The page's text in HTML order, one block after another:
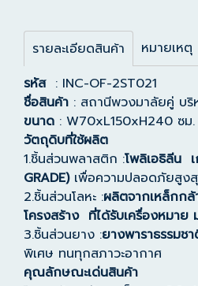
รายละเอียดสินค้า หมายเหตุ
รหัส: INC-OF-2ST021
ชื่อสินค้า : สถานีพวงมาลัยคู่ บริ
ขนาด : W70xL150xH240 ซม.
วัตถุดิบที่ใช้ผลิต
1.ชิ้นส่วนพลาสติก :โพลิเอธิลีน
GRADE)เพื่อความปลอดภัยสูง
2.ชิ้นส่วนโลหะ :ผลิตจากเหล็กก
โครงสร้าง ที่ได้รับเครื่องหมาย
3.ชิ้นส่วนยาง :ยางพาราธรรมช
พิเศษ ทนทุกสภาวะอากาศ
คุณลักษณะเด่นสินค้า